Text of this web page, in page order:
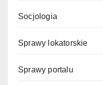
Socjologia
Sprawy lokatorskie
Sprawy portalu